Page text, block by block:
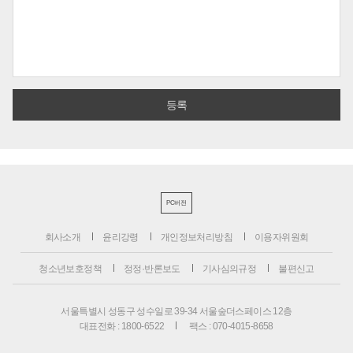
PC버전
회사소개 윤리강령 개인정보처리방침 이용자위원회
청소년보호정책 정정·반론보도 기사심의규정 불편신고
서울특별시 성동구 성수일로 39-34 서울숲더스페이스 12층
대표전화 : 1800-6522
팩스 : 070-4015-8658